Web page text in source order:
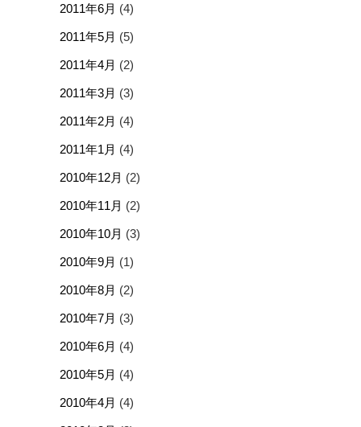
2011年6月 (4)
2011年5月 (5)
2011年4月 (2)
2011年3月 (3)
2011年2月 (4)
2011年1月 (4)
2010年12月 (2)
2010年11月 (2)
2010年10月 (3)
2010年9月 (1)
2010年8月 (2)
2010年7月 (3)
2010年6月 (4)
2010年5月 (4)
2010年4月 (4)